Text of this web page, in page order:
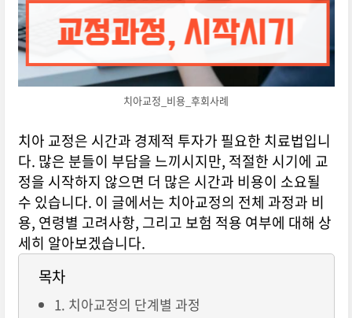
치아교정_비용_후회사례
치아 교정은 시간과 경제적 투자가 필요한 치료법입니
다. 많은 분들이 부담을 느끼시지만, 적절한 시기에 교
정을 시작하지 않으면 더 많은 시간과 비용이 소요될
수 있습니다. 이 글에서는 치아교정의 전체 과정과 비
용, 연령별 고려사항, 그리고 보험 적용 여부에 대해 상
세히 알아보겠습니다.
목차
1. 치아교정의 단계별 과정